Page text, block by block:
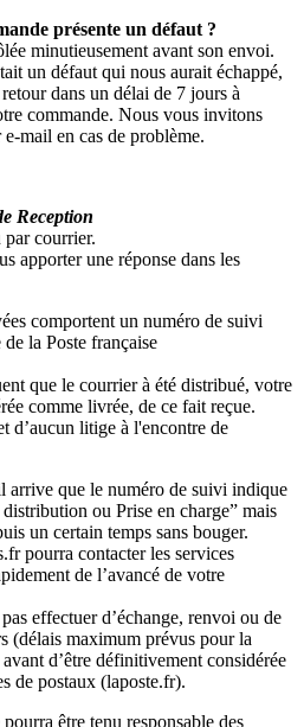
présente un défaut ?
minutieusement avant son envoi.
un défaut qui nous aurait échappé,
dans un délai de 7 jours à
commande. Nous vous invitons
mail en cas de problème.
Reception
par courrier.
apporter une réponse dans les
comportent un numéro de suivi
la Poste française
que le courrier à été distribué, votre
comme livrée, de ce fait reçue.
d’aucun litige à l'encontre de
arrive que le numéro de suivi indique
ou Prise en charge” mais
un certain temps sans bouger.
pourra contacter les services
de l’avancé de votre
effectuer d’échange, renvoi ou de
(délais maximum prévus pour la
d’être définitivement considérée
de postaux (laposte.fr).
être tenu responsable des